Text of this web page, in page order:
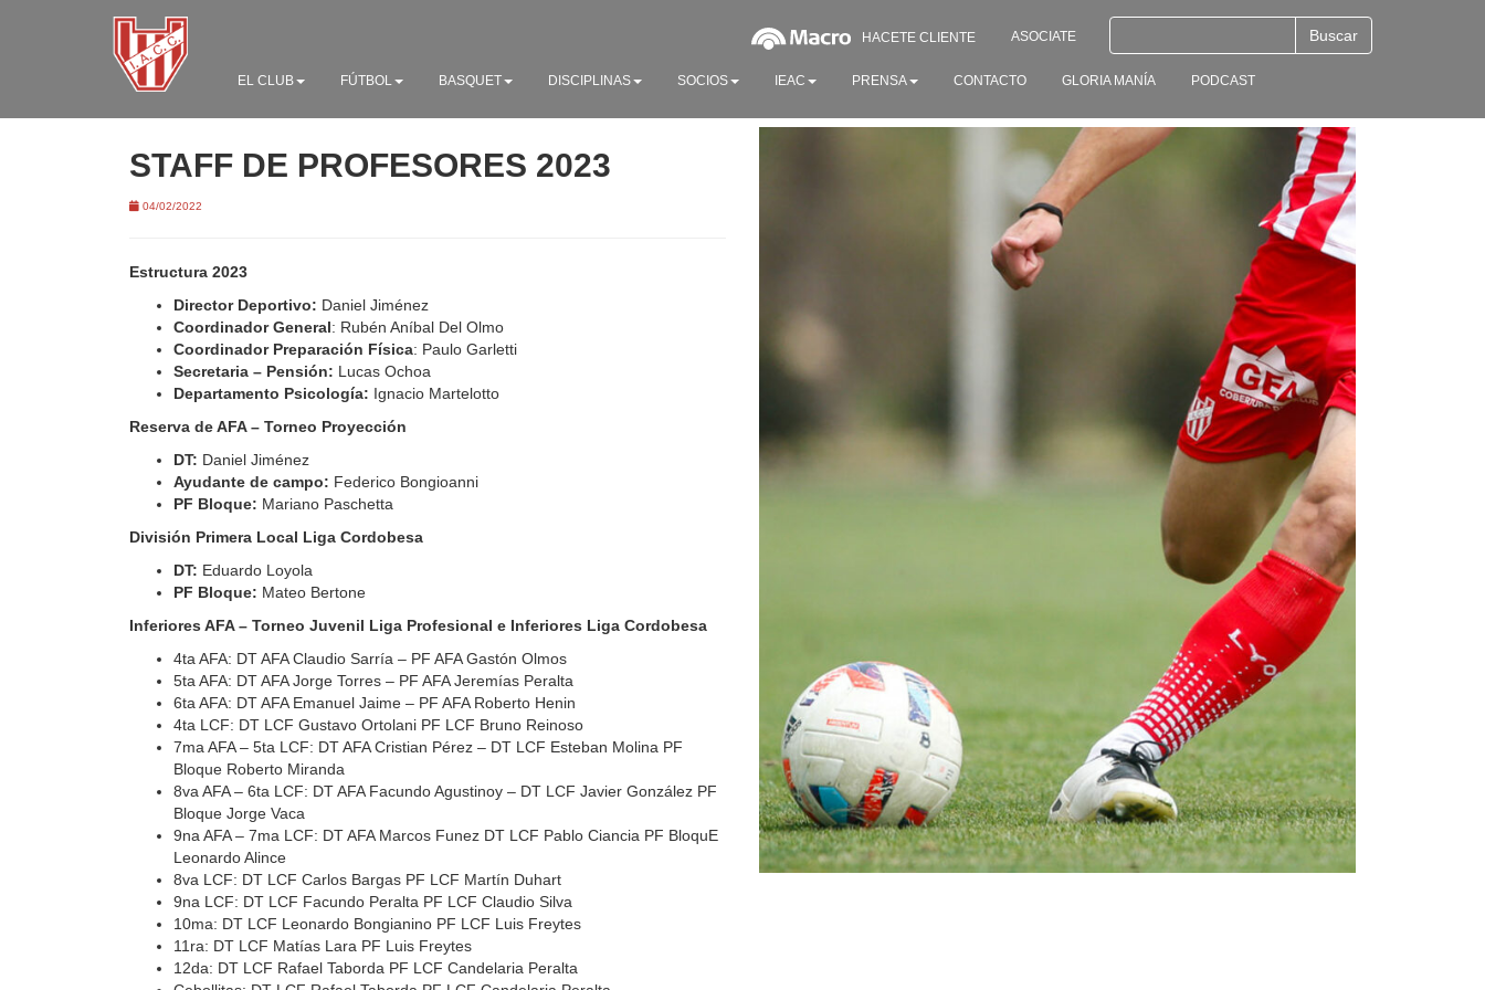
HACETE CLIENTE ASOCIATE
EL CLUB FÚTBOL BASQUET DISCIPLINAS SOCIOS IEAC PRENSA CONTACTO GLORIA MANÍA PODCAST
STAFF DE PROFESORES 2023
04/02/2022
Estructura 2023
Director Deportivo: Daniel Jiménez
Coordinador General: Rubén Aníbal Del Olmo
Coordinador Preparación Física: Paulo Garletti
Secretaria – Pensión: Lucas Ochoa
Departamento Psicología: Ignacio Martelotto
Reserva de AFA – Torneo Proyección
DT: Daniel Jiménez
Ayudante de campo: Federico Bongioanni
PF Bloque: Mariano Paschetta
División Primera Local Liga Cordobesa
DT: Eduardo Loyola
PF Bloque: Mateo Bertone
Inferiores AFA – Torneo Juvenil Liga Profesional e Inferiores Liga Cordobesa
4ta AFA: DT AFA Claudio Sarría – PF AFA Gastón Olmos
5ta AFA: DT AFA Jorge Torres – PF AFA Jeremías Peralta
6ta AFA: DT AFA Emanuel Jaime – PF AFA Roberto Henin
4ta LCF: DT LCF Gustavo Ortolani PF LCF Bruno Reinoso
7ma AFA – 5ta LCF: DT AFA Cristian Pérez – DT LCF Esteban Molina PF
Bloque Roberto Miranda
8va AFA – 6ta LCF: DT AFA Facundo Agustinoy – DT LCF Javier González PF
Bloque Jorge Vaca
9na AFA – 7ma LCF: DT AFA Marcos Funez DT LCF Pablo Ciancia PF BloquE
Leonardo Alince
8va LCF: DT LCF Carlos Bargas PF LCF Martín Duhart
9na LCF: DT LCF Facundo Peralta PF LCF Claudio Silva
10ma: DT LCF Leonardo Bongianino PF LCF Luis Freytes
11ra: DT LCF Matías Lara PF Luis Freytes
12da: DT LCF Rafael Taborda PF LCF Candelaria Peralta